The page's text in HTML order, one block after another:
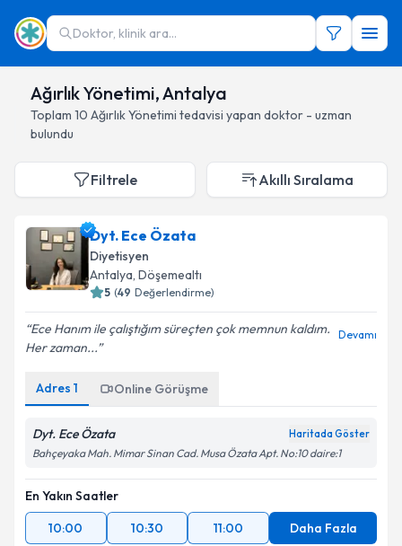
Doktor, klinik ara...
Ağırlık Yönetimi, Antalya
Toplam 10 Ağırlık Yönetimi tedavisi yapan doktor - uzman
bulundu
Filtrele Akıllı Sıralama
Dyt. Ece Özata
Diyetisyen
Antalya, Döşemealtı
5 (49 Değerlendirme)
Ece Hanım ile çalıştığım süreçten çok memnun kaldım.
Her zaman...
Devamı
Adres 1 Online Görüşme
Dyt. Ece Özata Haritada Göster
Bahçeyaka Mah. Mimar Sinan Cad. Musa Özata Apt. No:10 daire:1
En Yakın Saatler
10:00
10:30 11:00 Daha Fazla